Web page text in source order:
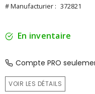
# Manufacturier : 372821
En inventaire
Compte PRO
VOIR LES DÉTAILS